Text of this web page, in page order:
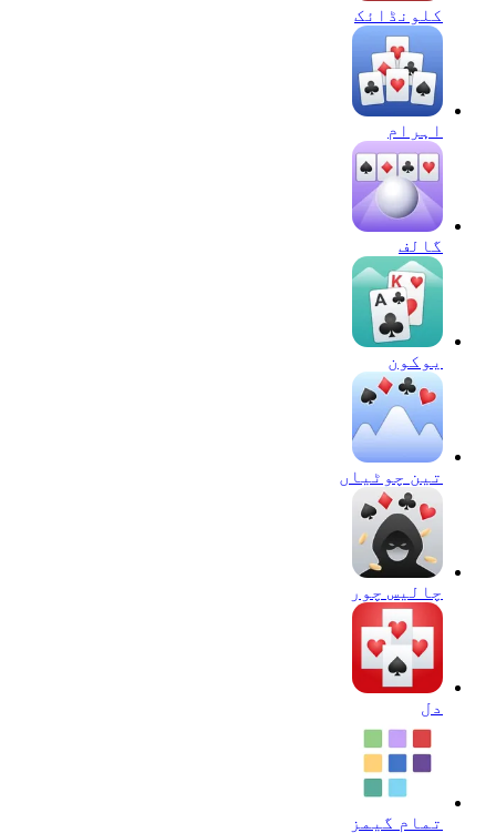
کلونڈائک
اہرام
گالف
يوكون
تین چوٹیاں
چالیس چور
دل
تمام گیمز